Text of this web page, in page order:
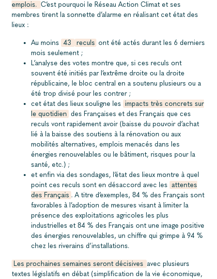
emplois. C’est pourquoi le Réseau Action Climat et ses
membres tirent la sonnette d’alarme en réalisant cet état des
lieux :
Au moins 43 reculs ont été actés durant les 6 derniers
mois seulement ;
L’analyse des votes montre que, si ces reculs ont
souvent été initiés par l’extrême droite ou la droite
républicaine, le bloc central en a soutenu plusieurs ou a
été trop divisé pour les contrer ;
cet état des lieux souligne les impacts très concrets sur
le quotidien des Françaises et des Français que ces
reculs vont rapidement avoir (baisse du pouvoir d’achat
lié à la baisse des soutiens à la rénovation ou aux
mobilités alternatives, emplois menacés dans les
énergies renouvelables ou le bâtiment, risques pour la
santé, etc.) ;
et enfin via des sondages, l’état des lieux montre à quel
point ces reculs sont en désaccord avec les attentes
des Français . A titre d’exemples, 84 % des Français sont
favorables à l’adoption de mesures visant à limiter la
présence des exploitations agricoles les plus
industrielles et 84 % des Français ont une image positive
des énergies renouvelables, un chiffre qui grimpe à 94 %
chez les riverains d’installations.
Les prochaines semaines seront décisives avec plusieurs
textes législatifs en débat (simplification de la vie économique,